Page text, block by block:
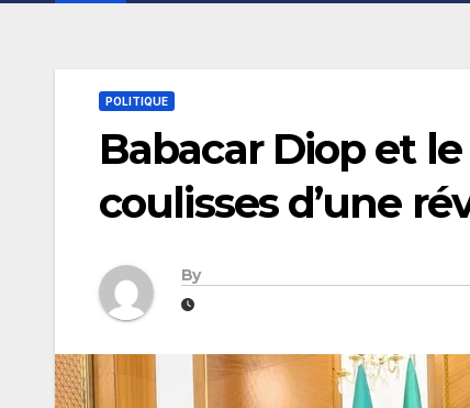
POLITIQUE
Babacar Diop et
coulisses d’une
By